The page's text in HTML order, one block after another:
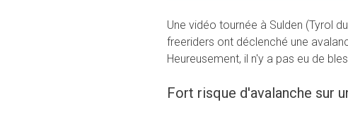
Une vidéo tournée à Sulden (Tyrol
freeriders ont déclenché une
Heureusement, il n'y a pas eu de
Fort risque d'avalanche sur